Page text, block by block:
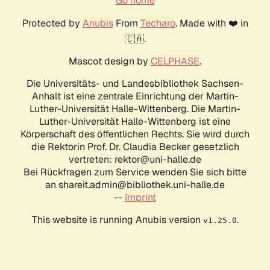
Protected by AnubisFrom Techaro. Made with ❤️ in
🇨🇦.
Mascot design by CELPHASE.
Die Universitäts- und Landesbibliothek Sachsen-
Anhalt ist eine zentrale Einrichtung der Martin-
Luther-Universität Halle-Wittenberg. Die Martin-
Luther-Universität Halle-Wittenberg ist eine
Körperschaft des öffentlichen Rechts. Sie wird durch
die Rektorin Prof. Dr. Claudia Becker gesetzlich
vertreten: rektor@uni-halle.de
Bei Rückfragen zum Service wenden Sie sich bitte
an shareit.admin@bibliothek.uni-halle.de
-- Imprint
This website is running Anubis version v1.25.0.